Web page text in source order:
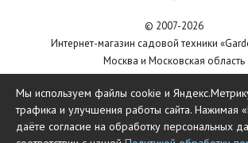
© 2007-2026
Интернет-магазин садовой техники
Москва и Московская область
Мы используем файлы cookie и
трафика и улучшения работы сайта. Нажимая
даёте согласие на обработку персональных